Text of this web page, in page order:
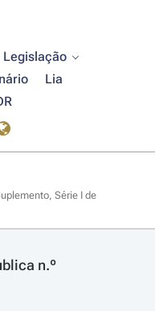
Legislação
Lia
Série I de
n.º